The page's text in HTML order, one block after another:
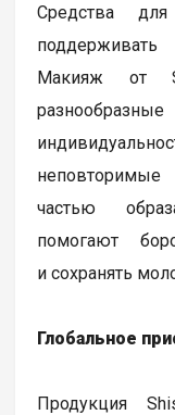
Средства
Макияж от
частью
помогают
и сохранять
Глобальное
Продукция